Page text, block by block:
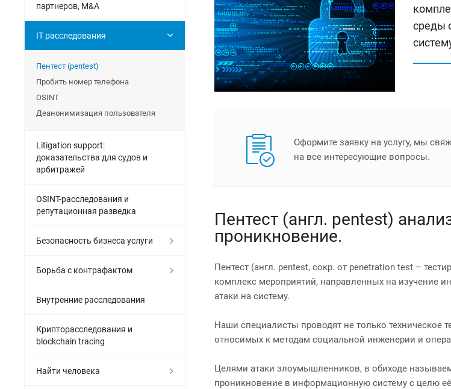
среды
Оформите заявку на услугу, мы
на все интересующие вопросы.
Пентест (англ. pentest)
проникновение.
Пентест (англ. pentest, сокр. от penetration test –
комплекс мероприятий, направленных на изучение
атаки на систему.
Наши специалисты проводят не только техническое
относимых к методам социальной инженерии и
Целями атаки злоумышленников, в обиходе
проникновение в информационную систему с целю
партнеров, M&A
IT расследования
Пентест (pentest)
Пробить номер телефона
OSINT
Деанонимизация пользователя
Litigation support:
доказательства для судов и
арбитражей
OSINT-расследования и
репутационная разведка
Безопасность бизнеса услуги
Борьба с контрафактом
Внутренние расследования
Крипторасследования и
blockchain tracing
Найти человека